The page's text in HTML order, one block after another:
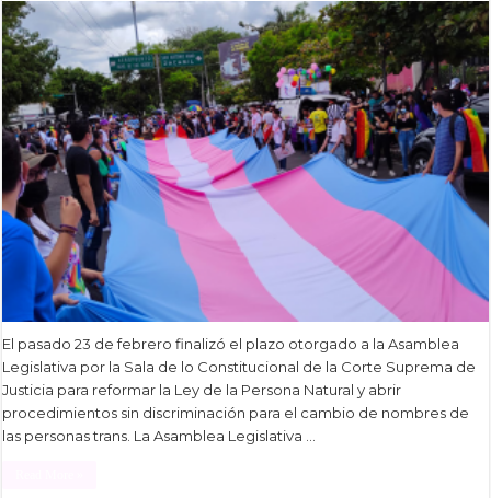
El pasado 23 de febrero finalizó el plazo otorgado a la Asamblea
Legislativa por la Sala de lo Constitucional de la Corte Suprema de
Justicia para reformar la Ley de la Persona Natural y abrir
procedimientos sin discriminación para el cambio de nombres de
las personas trans. La Asamblea Legislativa …